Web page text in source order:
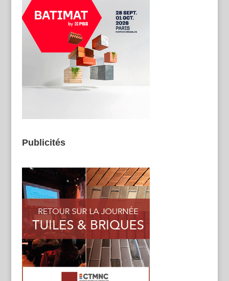
Publicités